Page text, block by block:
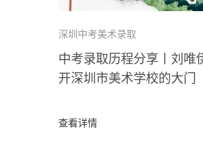
深圳中考美术录取
中考录取历程分享丨刘唯
开深圳市美术学校的大门
查看详情